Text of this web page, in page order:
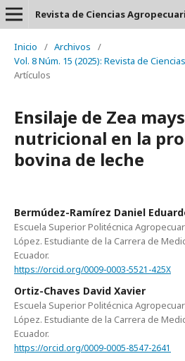
Revista de Ciencias
Inicio / Archivos
/
Vol. 8 Núm. 15 (2025): Revista de
Artículos
Ensilaje de Zea
nutricional en la
bovina de leche
Bermúdez-Ramírez Daniel
Escuela Superior Politécnica
López. Estudiante de la Carrera de
Ecuador.
https://orcid.org/0009-0003-5521-425X
Ortiz-Chaves David Xavier
Escuela Superior Politécnica
López. Estudiante de la Carrera de
Ecuador.
https://orcid.org/0009-0005-8547-2641